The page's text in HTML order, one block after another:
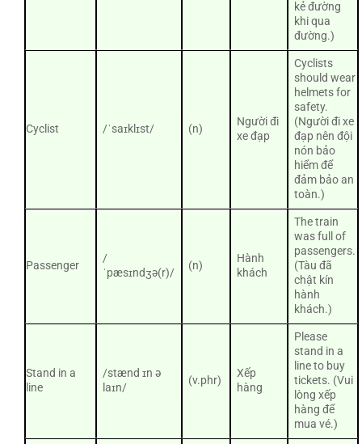
kẻ đường
khi qua
đường.)
Cyclist /ˈsaɪklɪst/ (n)
Người đi
xe đạp
Cyclists
should wear
helmets for
safety.
(Người đi xe
đạp nên đội
nón bảo
hiểm để
đảm bảo an
toàn.)
Passenger
/
ˈpæsɪndʒə(r)/
(n)
Hành
khách
The train
was full of
passengers.
(Tàu đã
chật kín
hành
khách.)
Stand in a
line
/stænd ɪn ə
laɪn/
(v.phr)
Xếp
hàng
Please
stand in a
line to buy
tickets. (Vui
lòng xếp
hàng để
mua vé.)